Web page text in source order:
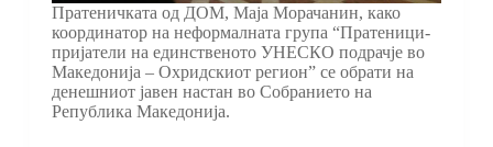
Пратеничката од ДОМ, Маја Морачанин, како
координатор на неформалната група “Пратеници-
пријатели на единственото УНЕСКО подрачје во
Македонија – Охридскиот регион” се обрати на
денешниот јавен настан во Собранието на
Република Македонија.